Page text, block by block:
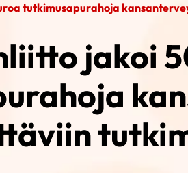
tutkimusapurahoja
jakoi